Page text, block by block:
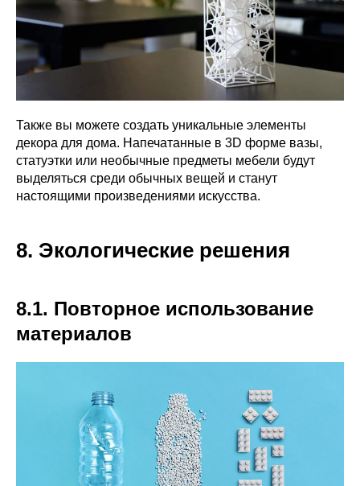
Также вы можете создать уникальные элементы
декора для дома. Напечатанные в 3D форме вазы,
статуэтки или необычные предметы мебели будут
выделяться среди обычных вещей и станут
настоящими произведениями искусства.
8. Экологические решения
8.1. Повторное использование
материалов